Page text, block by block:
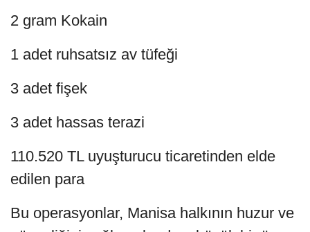
2 gram Kokain
1 adet ruhsatsız av tüfeği
3 adet fişek
3 adet hassas terazi
110.520 TL uyuşturucu ticaretinden elde
edilen para
Bu operasyonlar, Manisa halkının huzur ve